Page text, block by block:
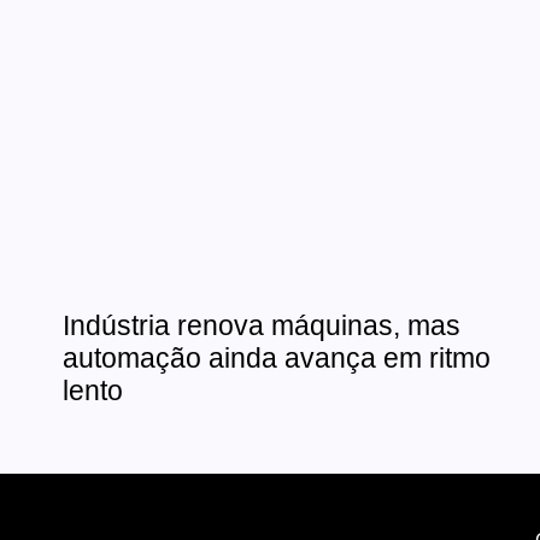
Indústria renova máquinas, mas
automação ainda avança em ritmo
lento